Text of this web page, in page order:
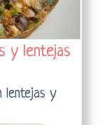
y lentejas
lentejas y